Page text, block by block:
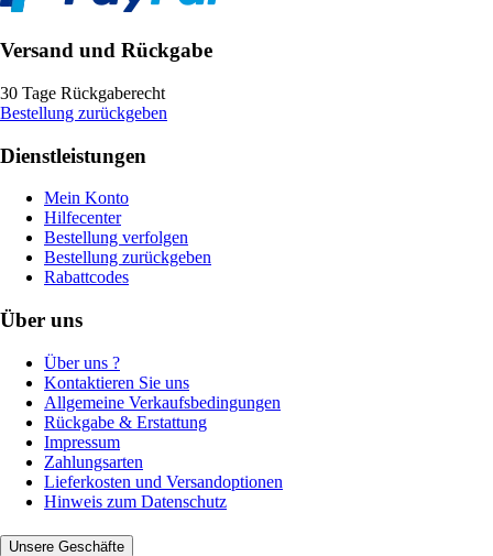
Versand und Rückgabe
30 Tage Rückgaberecht
Bestellung zurückgeben
Dienstleistungen
Mein Konto
Hilfecenter
Bestellung verfolgen
Bestellung zurückgeben
Rabattcodes
Über uns
Über uns ?
Kontaktieren Sie uns
Allgemeine Verkaufsbedingungen
Rückgabe & Erstattung
Impressum
Zahlungsarten
Lieferkosten und Versandoptionen
Hinweis zum Datenschutz
Unsere Geschäfte